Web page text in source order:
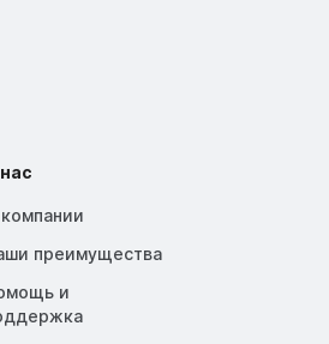
преимущества
и